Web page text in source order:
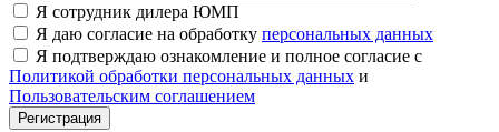
Я сотрудник дилера ЮМП
Я даю согласие на обработку персональных данных
Я подтверждаю ознакомление и полное согласие с
Политикой обработки персональных данных и
Пользовательским соглашением
Регистрация